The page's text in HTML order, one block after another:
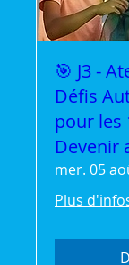
🎯 J3 -
Défis
pour les
Devenir
mer. 05
Plus